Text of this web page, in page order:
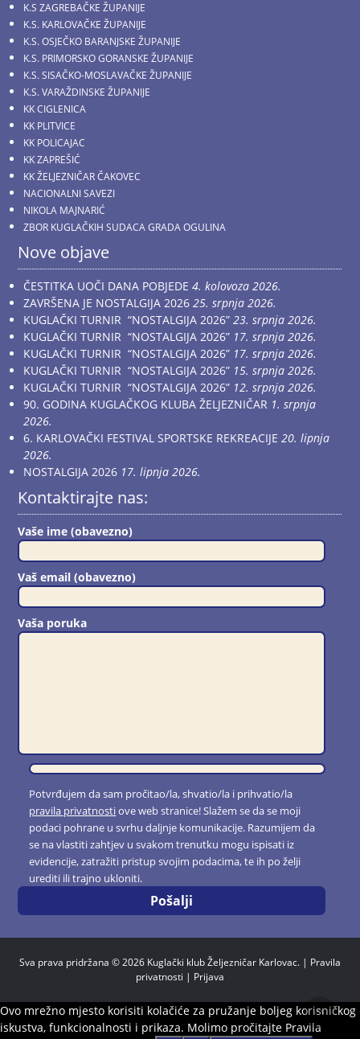
K.S ZAGREBAČKE ŽUPANIJE
K.S. KARLOVAČKE ŽUPANIJE
K.S. OSJEČKO BARANJSKE ŽUPANIJE
K.S. PRIMORSKO GORANSKE ŽUPANIJE
K.S. SISAČKO-MOSLAVAČKE ŽUPANIJE
K.S. VARAŽDINSKE ŽUPANIJE
KK CIGLENICA
KK PLITVICE
KK POLICAJAC
KK ZAPREŠIĆ
KK ŽELJEZNIČAR ČAKOVEC
NACIONALNI SAVEZI
NIKOLA MAJNARIĆ
ZBOR KUGLAČKIH SUDACA GRADA OGULINA
Nove objave
ČESTITKA UOČI DANA POBJEDE 4. kolovoza 2026.
ZAVRŠENA JE NOSTALGIJA 2026 25. srpnja 2026.
KUGLAČKI TURNIR “NOSTALGIJA 2026” 23. srpnja 2026.
KUGLAČKI TURNIR “NOSTALGIJA 2026” 17. srpnja 2026.
KUGLAČKI TURNIR “NOSTALGIJA 2026” 17. srpnja 2026.
KUGLAČKI TURNIR “NOSTALGIJA 2026” 15. srpnja 2026.
KUGLAČKI TURNIR “NOSTALGIJA 2026” 12. srpnja 2026.
90. GODINA KUGLAČKOG KLUBA ŽELJEZNIČAR 1. srpnja
2026.
6. KARLOVAČKI FESTIVAL SPORTSKE REKREACIJE 20. lipnja
2026.
NOSTALGIJA 2026 17. lipnja 2026.
Kontaktirajte nas:
Vaše ime (obavezno)
Vaš email (obavezno)
Vaša poruka
Potvrđujem da sam pročitao/la, shvatio/la i prihvatio/la
pravila privatnostiove web stranice! Slažem se da se moji
podaci pohrane u svrhu daljnje komunikacije. Razumijem da
se na vlastiti zahtjev u svakom trenutku mogu ispisati iz
evidencije, zatražiti pristup svojim podacima, te ih po želji
urediti ili trajno ukloniti.
Sva prava pridržana © 2026 Kuglački klub Željezničar Karlovac. | Pravila
privatnosti | Prijava
Ovo mrežno mjesto korisiti kolačiće za pružanje boljeg korisničkog
iskustva, funkcionalnosti i prikaza. Molimo pročitajte Pravila